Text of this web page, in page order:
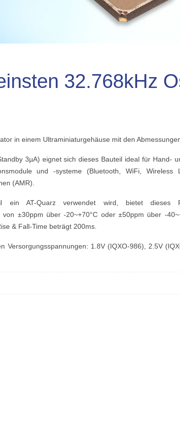
32.768kHz
in einem Ultraminiaturgehäuse mit den
3µA) eignet sich dieses Bauteil ideal für Hand-
und -systeme (Bluetooth, WiFi,
(AMR).
ein AT-Quarz verwendet wird, bietet dieses
±30ppm über -20~+70°C oder ±50ppm über -
& Fall-Time beträgt 200ms.
Versorgungsspannungen: 1.8V (IQXO-986), 2.5V